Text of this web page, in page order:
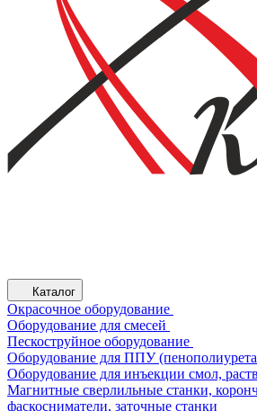
Каталог
Окрасочное оборудование
Оборудование для смесей
Пескоструйное оборудование
Оборудование для ППУ
Оборудование для инъекции смол,
Магнитные сверлильные станки,
фаскосниматели, заточные станки